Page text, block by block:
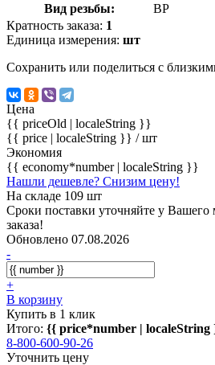
Вид резьбы:
ВР
Кратность заказа: 1
Единица измерения: шт
Сохранить или поделиться с
Цена
{{ priceOld | localeString }}
{{ price | localeString }} / шт
Экономия
{{ economy*number | localeString }}
Нашли дешевле? Снизим цену!
На складе 109 шт
Сроки поставки уточняйте у Вашего
заказа!
Обновлено 07.08.2026
-
+
В корзину
Купить в 1 клик
Итого: {{ price*number | localeString
8-800-600-90-26
Уточнить цену